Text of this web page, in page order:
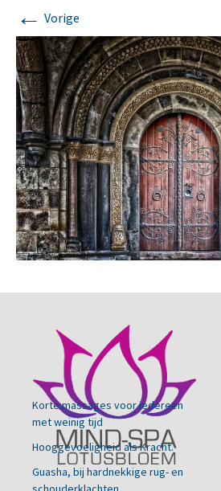
← Vorige
Korte massages voor iedereen
met weinig tijd
Hooggevoeligheid als Kracht.
Guasha, bij hardnekkige rug- en